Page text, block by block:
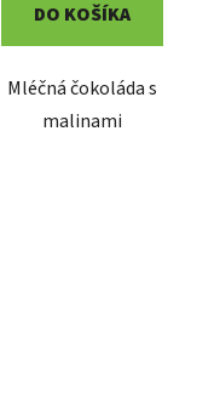
DO KOŠÍKA
Mléčná čokoláda s
malinami